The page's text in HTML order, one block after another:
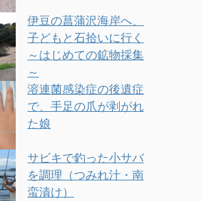
伊豆の菖蒲沢海岸へ、
子どもと石拾いに行く
～はじめての鉱物採集
～
溶連菌感染症の後遺症
で、手足の爪が剥がれ
た娘
サビキで釣った小サバ
を調理（つみれ汁・南
蛮漬け）